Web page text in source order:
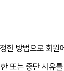
방법으로 회
또는 중단 사유